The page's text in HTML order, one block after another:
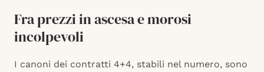
Fra prezzi in ascesa e morosi
incolpevoli
I canoni dei contratti 4+4, stabili nel numero, sono